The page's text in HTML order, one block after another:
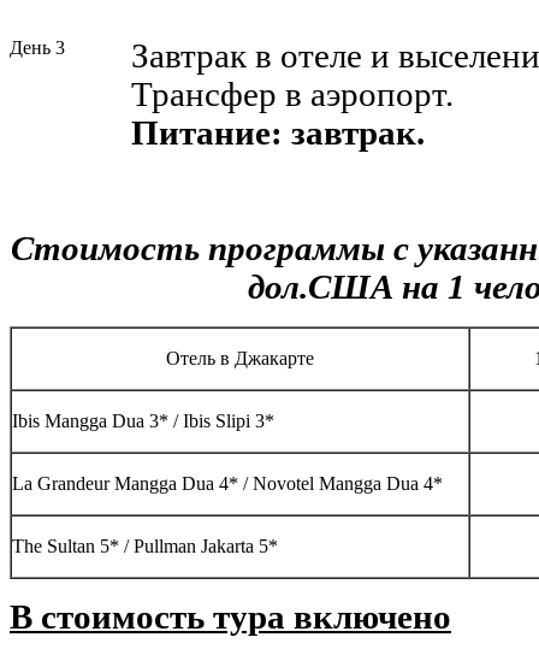
День 3
Завтрак в отеле и
Трансфер в аэропорт.
Питание: завтрак.
Стоимость программы с
дол.США на 1
Отель в Джакарте
Ibis Mangga Dua 3* / Ibis Slipi 3*
La Grandeur Mangga Dua 4* / Novotel Mangga Dua 4*
The Sultan 5* / Pullman Jakarta 5*
В стоимость тура включено